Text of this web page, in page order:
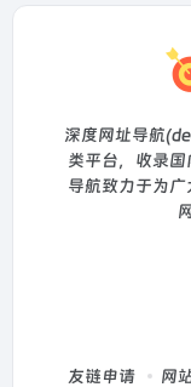
深度网址导航
类平台，收录
导航致力于为
友链申请 网